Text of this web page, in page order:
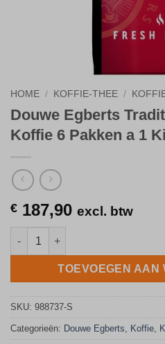
HOME / KOFFIE-THEE /
Douwe Egberts
Koffie 6 Pakken a 1
€ 187,90 excl. btw
Douwe Egberts Traditional
TOEVOEGEN AAN
SKU: 988737-S
Categorieën: Douwe Egberts, Koffie,